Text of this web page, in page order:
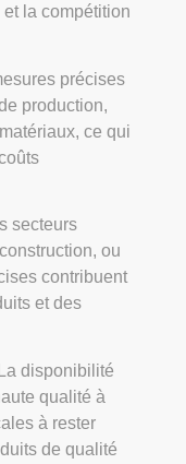
la compétition
précises
production,
ce qui
secteurs
ou
contribuent
et des
disponibilité
qualité à
à rester
de qualité